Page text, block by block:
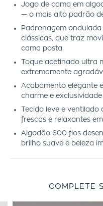
Jogo de cama em
— o mais alto padrão
Padronagem
clássicas, que traz
cama posta
Toque acetinado ultra
extremamente
Acabamento elegante
charme e
Tecido leve e
frescas e relaxantes
Algodão 600 fios
brilho suave e beleza
COMPLETE